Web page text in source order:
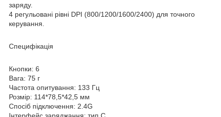
заряду.
4 регульовані рівні DPI (800/1200/1600/2400) для точного
керування.
Специфікація
Кнопки: 6
Вага: 75 г
Частота опитування: 133 Гц
Розмір: 114*78,5*42,5 мм
Спосіб підключення: 2.4G
Інтерфейс заряджання: тип C